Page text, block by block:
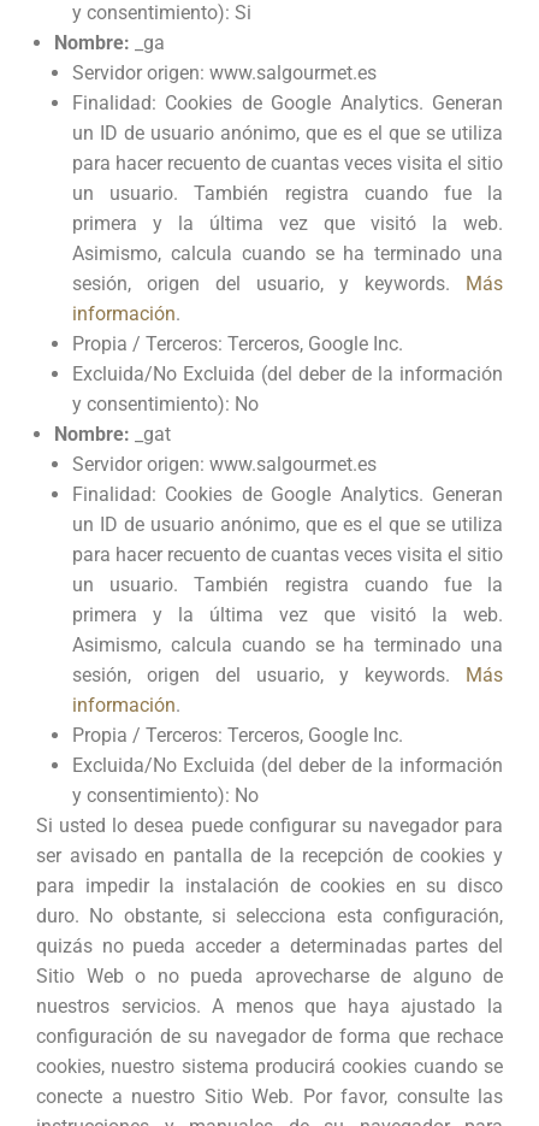
y consentimiento): Si
Nombre: _ga
Servidor origen: www.salgourmet.es
Finalidad: Cookies de Google Analytics. Generan
un ID de usuario anónimo, que es el que se utiliza
para hacer recuento de cuantas veces visita el sitio
un usuario. También registra cuando fue la
primera y la última vez que visitó la web.
Asimismo, calcula cuando se ha terminado una
sesión, origen del usuario, y keywords. Más
información.
Propia / Terceros: Terceros, Google Inc.
Excluida/No Excluida (del deber de la información
y consentimiento): No
Nombre: _gat
Servidor origen: www.salgourmet.es
Finalidad: Cookies de Google Analytics. Generan
un ID de usuario anónimo, que es el que se utiliza
para hacer recuento de cuantas veces visita el sitio
un usuario. También registra cuando fue la
primera y la última vez que visitó la web.
Asimismo, calcula cuando se ha terminado una
sesión, origen del usuario, y keywords. Más
información.
Propia / Terceros: Terceros, Google Inc.
Excluida/No Excluida (del deber de la información
y consentimiento): No
Si usted lo desea puede configurar su navegador para
ser avisado en pantalla de la recepción de cookies y
para impedir la instalación de cookies en su disco
duro. No obstante, si selecciona esta configuración,
quizás no pueda acceder a determinadas partes del
Sitio Web o no pueda aprovecharse de alguno de
nuestros servicios. A menos que haya ajustado la
configuración de su navegador de forma que rechace
cookies, nuestro sistema producirá cookies cuando se
conecte a nuestro Sitio Web. Por favor, consulte las